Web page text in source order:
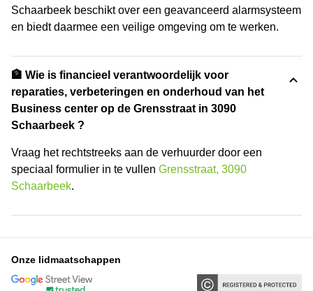
Schaarbeek beschikt over een geavanceerd alarmsysteem
en biedt daarmee een veilige omgeving om te werken.
🏦 Wie is financieel verantwoordelijk voor
reparaties, verbeteringen en onderhoud van het
Business center op de Grensstraat in 3090
Schaarbeek ?
Vraag het rechtstreeks aan de verhuurder door een
speciaal formulier in te vullen Grensstraat, 3090
Schaarbeek.
Onze lidmaatschappen